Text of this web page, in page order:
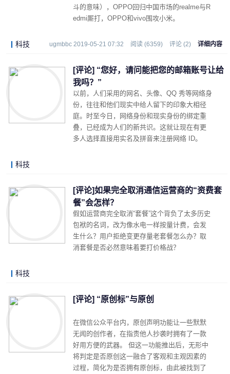
斗的意味），OPPO回归中国市场的realme与R
edmi厮打，OPPO和vivo围攻小米。
科技 ugmbbc 2019-05-21 07:32 阅读 (6359) 评论 (2) 详细内容
[评论] “您好，请问能把您的邮箱账号让给
我吗？”
以前，人们采用的网名、头像、QQ 秀等网络身
份，往往和他们现实中给人留下的印象大相径
庭。时至今日，网络身份和现实身份的绑定重
叠，已经成为人们的新共识。这就让现在有更
多人选择直接用实名及拼音来注册网络 ID。
科技
[评论]如果完全取消通信运营商的“资费套
餐”会怎样？
假如运营商完全取消“套餐”这个背负了太多历史
包袱的名词，改为像水电一样按量计费，会发
生什么？用户拒绝变更存量老套餐怎么办？取
消套餐是否必然意味着要打价格战？
科技
[评论] “原创标”与原创
在微信公众平台内，原创声明功能让一些默默
无闻的创作者，在指责他人抄袭时拥有了一款
好用方便的武器。 但这一功能推出后，无形中
将判定是否原创这一融合了客观和主观因素的
过程，简化为是否拥有原创标，由此被找到了